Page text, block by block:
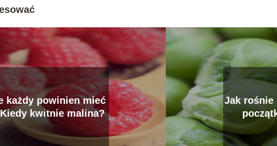
każdy powinien mieć
kwitnie malina?
Jak rośnie